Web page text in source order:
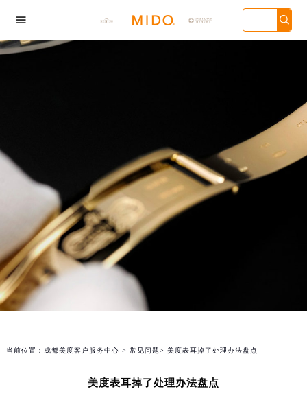

市徐汇区虹桥路3号
中心写字楼2座37
室（需提前预
| 上海市黄浦区南
路299号宏伊国际
写字楼8层806室
广州市天河区天河路
230号万菱汇国际中心
写字楼A塔7层704室
（需提前预约）| 广州
市越秀区环市东路371-
375号世界贸易中心大
厦南塔写字楼15层07室
（需提前预约）
深圳市罗湖区深南东路
5001号华润大厦写字楼
17层1701室（需提前预
约）
136号天津
心写字楼26
（需提前预
当前位置： 成都美度客户服务中心 > 常见问题> 美度表耳掉了处理办法盘点
美度表耳掉了处理办法盘点